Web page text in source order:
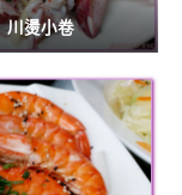
川燙小卷